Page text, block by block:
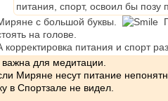
питания, спорт, освоил бы позу
с большой буквы.
на голове.
корректировка питания и спорт
для медитации.
Миряне несут питание
в Спортзале не видел.